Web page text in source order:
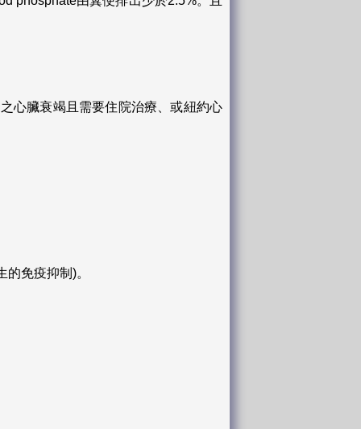
心臟衰竭且需要住院治療、或紐約心
免疫抑制)。